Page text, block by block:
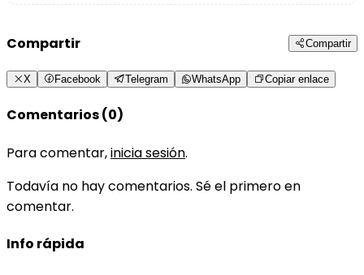
Compartir Compartir
X Facebook Telegram WhatsApp Copiar enlace
Comentarios (0)
Para comentar,inicia sesión.
Todavía no hay comentarios. Sé el primero en
comentar.
Info rápida